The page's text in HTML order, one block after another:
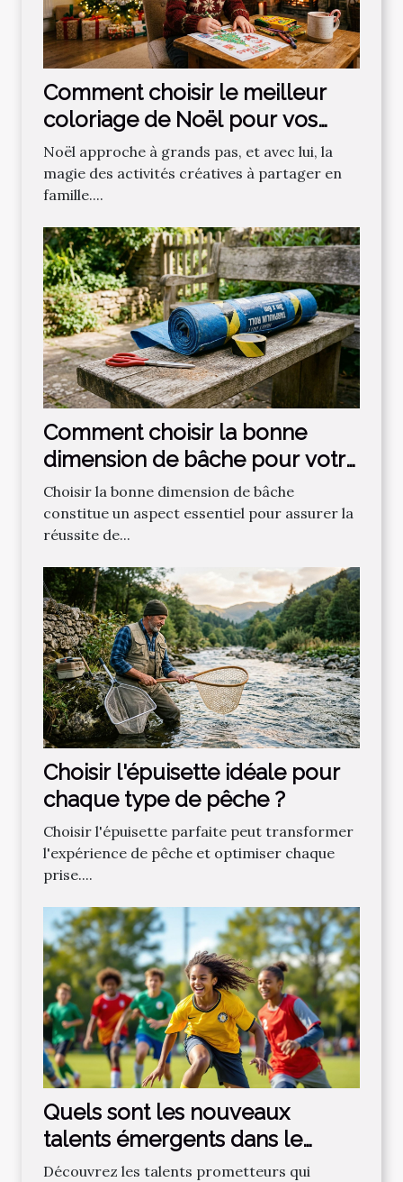
Comment choisir le meilleur
coloriage de Noël pour vos
enfants ?
Noël approche à grands pas, et avec lui, la
magie des activités créatives à partager en
famille....
Comment choisir la bonne
dimension de bâche pour votre
projet ?
Choisir la bonne dimension de bâche
constitue un aspect essentiel pour assurer la
réussite de...
Choisir l'épuisette idéale pour
chaque type de pêche ?
Choisir l'épuisette parfaite peut transformer
l'expérience de pêche et optimiser chaque
prise....
Quels sont les nouveaux
talents émergents dans le
football régional ?
Découvrez les talents prometteurs qui